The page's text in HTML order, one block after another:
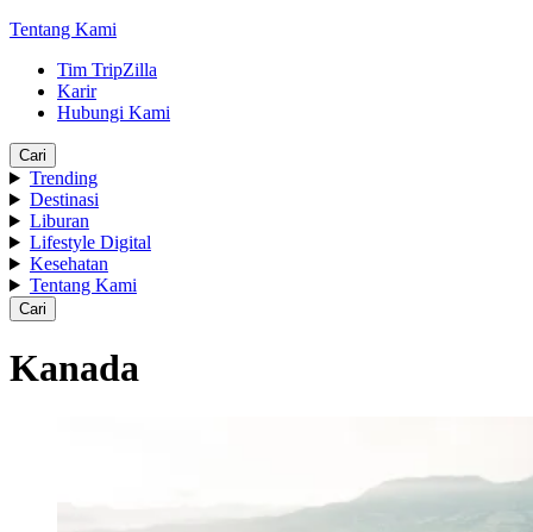
Tentang Kami
Tim TripZilla
Karir
Hubungi Kami
Cari
Trending
Destinasi
Liburan
Lifestyle Digital
Kesehatan
Tentang Kami
Cari
Kanada